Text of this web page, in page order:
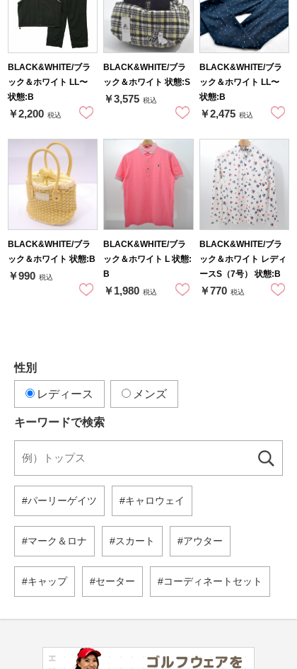
BLACK&WHITE/ブラ
ック＆ホワイト LL〜
状態:B
￥2,200 税込
BLACK&WHITE/ブラ
ック＆ホワイト 状態:S
￥3,575 税込
BLACK&WHITE/ブラ
ック＆ホワイト LL〜
状態:B
￥2,475 税込
BLACK&WHITE/ブラ
ック＆ホワイト 状態:B
￥990 税込
BLACK&WHITE/ブラ
ック＆ホワイト L 状態:
B
￥1,980 税込
BLACK&WHITE/ブラ
ック＆ホワイト レディ
ースS（7号） 状態:B
￥770 税込
性別
レディース メンズ
キーワードで検索
パーリーゲイツ キャロウェイ
マーク＆ロナ スカート アウター
キャップ セーター コーディネートセット